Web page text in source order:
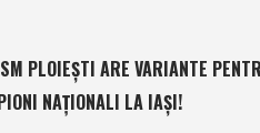
PLOIEŞTI ARE VARIANTE
NAŢIONALI LA IAŞI!